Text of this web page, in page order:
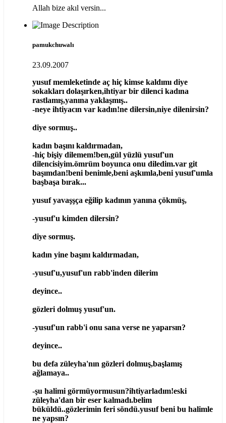
Allah bize akıl versin...
pamukchuwalı
23.09.2007
yusuf memleketinde aç hiç kimse kaldımı diye
sokakları dolaşırken,ihtiyar bir dilenci kadına
rastlamış,yanına yaklaşmış..
-neye ihtiyacın var kadın!ne dilersin,niye dilenirsin?
diye sormuş..
kadın başını kaldırmadan,
-hiç bişiy dilemem!ben,gül yüzlü yusuf'un
dilencisiyim.ömrüm boyunca onu diledim.var git
başımdan!beni benimle,beni aşkımla,beni yusuf'umla
başbaşa bırak...
yusuf yavaşşça eğilip kadının yanına çökmüş,
-yusuf'u kimden dilersin?
diye sormuş.
kadın yine başını kaldırmadan,
-yusuf'u,yusuf'un rabb'inden dilerim
deyince..
gözleri dolmuş yusuf'un.
-yusuf'un rabb'i onu sana verse ne yaparsın?
deyince..
bu defa züleyha'nın gözleri dolmuş,başlamış
ağlamaya..
-şu halimi görmüyormusun?ihtiyarladım!eski
züleyha'dan bir eser kalmadı.belim
büküldü..gözlerimin feri söndü.yusuf beni bu halimle
ne yapsın?